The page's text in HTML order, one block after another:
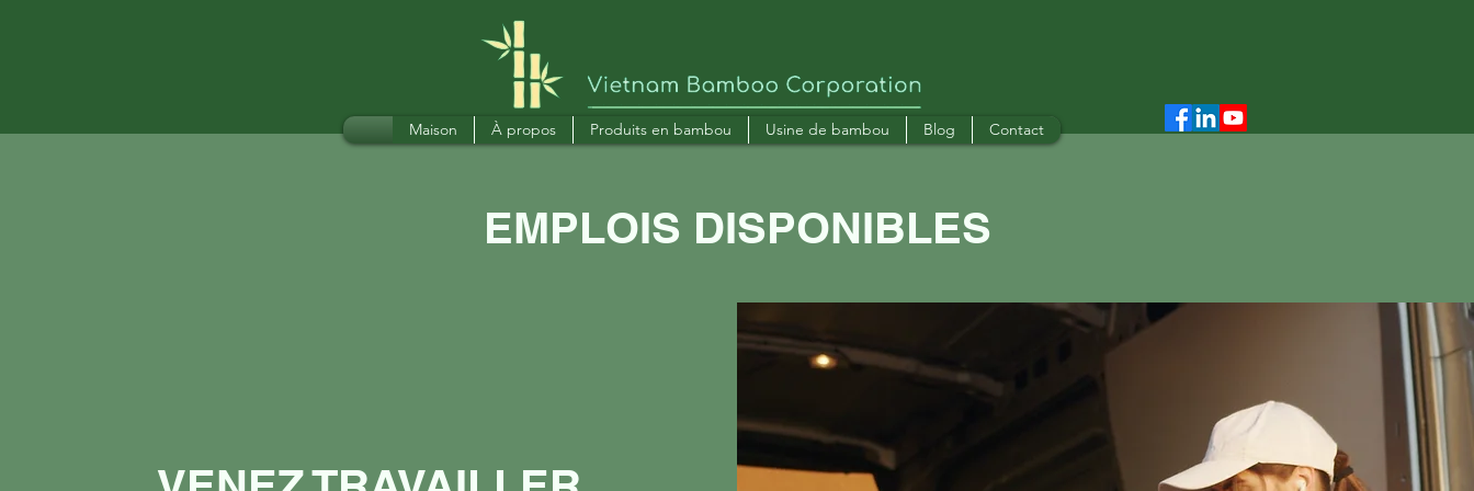
Maison À propos Produits en bambou Usine de bambou Blog Contact
EMPLOIS DISPONIBLES
Vous voulez nous rejoindre ?